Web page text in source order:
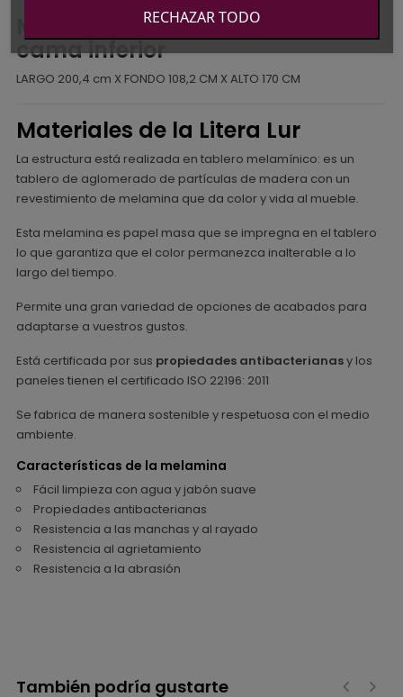
Medidas de la Litera Lur con
cama inferior
LARGO 200,4 cm X FONDO 108,2 CM X ALTO 170 CM
Materiales de la Litera Lur
La estructura está realizada en tablero melamínico: es un
tablero de aglomerado de partículas de madera con un
revestimiento de melamina que da color y vida al mueble.
Esta melamina es papel masa que se impregna en el tablero
lo que garantiza que el color permanezca inalterable a lo
largo del tiempo.
Permite una gran variedad de opciones de acabados para
adaptarse a vuestros gustos.
Está certificada por sus propiedades antibacterianasy los
paneles tienen el certificado ISO 22196: 2011
Se fabrica de manera sostenible y respetuosa con el medio
ambiente.
Características de la melamina
Fácil limpieza con agua y jabón suave
Propiedades antibacterianas
Resistencia a las manchas y al rayado
Resistencia al agrietamiento
Resistencia a la abrasión
También podría gustarte
RECHAZAR TODO